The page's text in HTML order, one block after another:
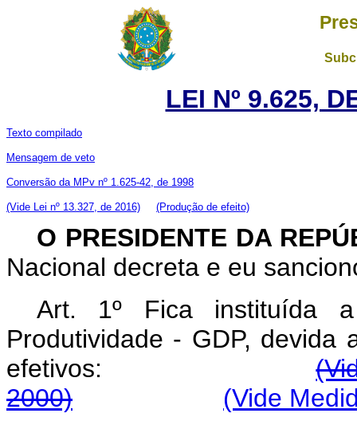
LEI Nº 9.625,
Texto compilado
Mensagem de veto
Conversão da MPv nº 1.625-42, de 1998
(Vide Lei nº 13.327, de 2016) (Produção de efeito)
O PRESIDENTE DA
Nacional decreta e eu
Art. 1º Fica instituída
Produtividade - GDP, devida
efetivos:
2000)
(Vide